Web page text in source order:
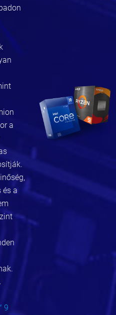
a
és a
9